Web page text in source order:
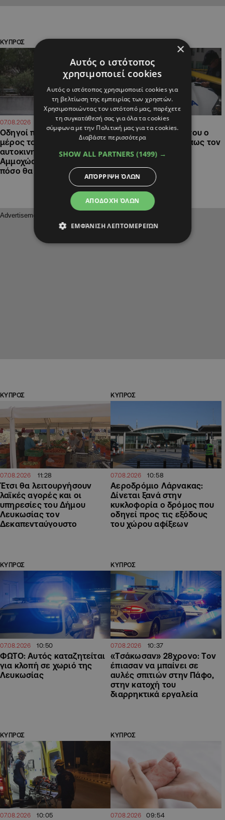
ΚΥΠΡΟΣ
07.08.2026
Οδηγοί προσοχή: Κλείνει
μέρος του
αυτοκινητόδρομου
Αμμοχώστου-Λάρνακας,
πόσο θα διαρκέσει
07.08.2026 11:46
Λείπει από το σπίτι του ο
79χρονος Angel, μήπως τον
είδατε; (ΦΩΤΟ)
ΚΥΠΡΟΣ
07.08.2026 11:28
Έτσι θα λειτουργήσουν
λαϊκές αγορές και οι
υπηρεσίες του Δήμου
Λευκωσίας τον
Δεκαπενταύγουστο
ΚΥΠΡΟΣ
07.08.2026 10:58
Αεροδρόμιο Λάρνακας:
Δίνεται ξανά στην
κυκλοφορία ο δρόμος που
οδηγεί προς τις εξόδους
του χώρου αφίξεων
ΚΥΠΡΟΣ
07.08.2026 10:50
ΦΩΤΟ: Αυτός καταζητείται
για κλοπή σε χωριό της
Λευκωσίας
ΚΥΠΡΟΣ
07.08.2026 10:37
«Τσάκωσαν» 28χρονο: Τον
έπιασαν να μπαίνει σε
αυλές σπιτιών στην Πάφο,
στην κατοχή του
διαρρηκτικά εργαλεία
ΚΥΠΡΟΣ
07.08.2026 10:05
ΚΥΠΡΟΣ
07.08.2026 09:54
×
Αυτός ο ιστότοπος
χρησιμοποιεί cookies
Αυτός ο ιστότοπος χρησιμοποιεί cookies για
τη βελτίωση της εμπειρίας των χρηστών.
Χρησιμοποιώντας τον ιστότοπό μας, παρέχετε
τη συγκατάθεσή σας για όλα τα cookies
σύμφωνα με την Πολιτική μας για τα cookies.
Διαβάστε περισσότερα
SHOW ALL PARTNERS (1499) →
ΑΠΟΔΟΧΉ ΌΛΩΝ
ΑΠΌΡΡΙΨΗ ΌΛΩΝ
ΕΜΦΆΝΙΣΗ ΛΕΠΤΟΜΕΡΕΙΏΝ